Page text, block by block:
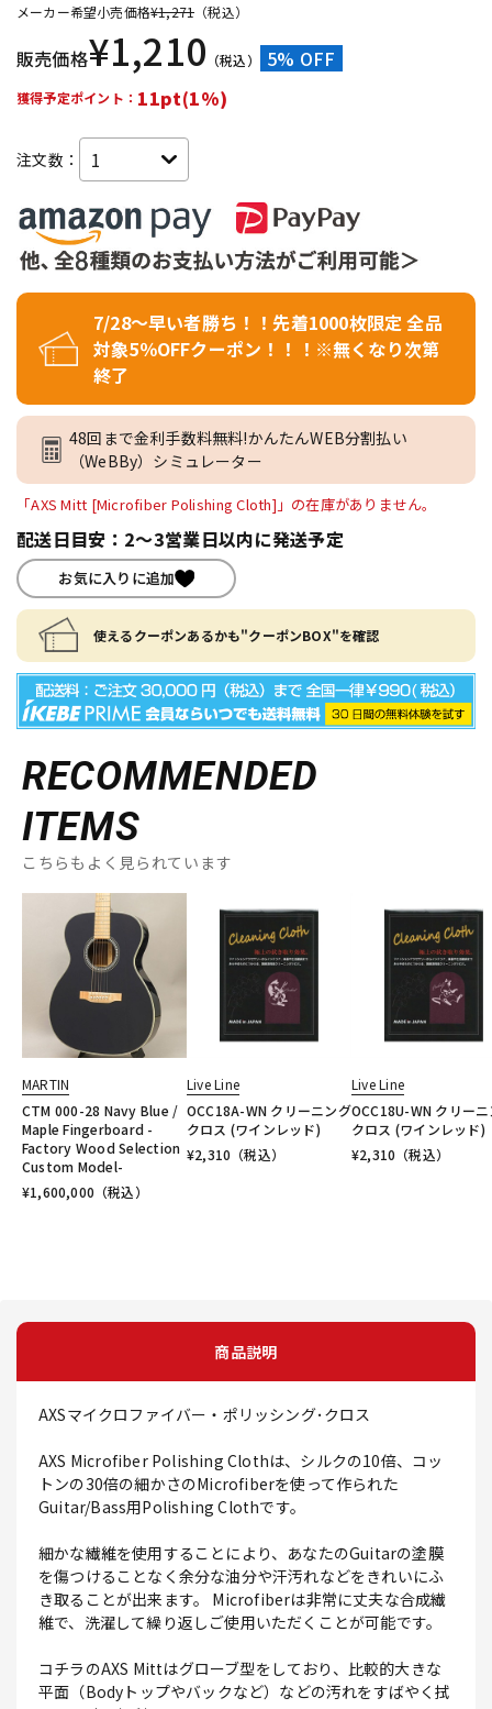
メーカー希望小売価格¥1,271 （税込）
販売価格¥1,210 （税込） 5% OFF
獲得予定ポイント： 11pt(1%)
注文数：
7/28～早い者勝ち！！先着1000枚限定 全品
対象5％OFFクーポン！！！※無くなり次第
終了
48回まで金利手数料無料!かんたんWEB分割払い
（WeBBy）シミュレーター
「AXS Mitt [Microfiber Polishing Cloth]」の在庫がありません。
配送日目安：2～3営業日以内に発送予定
お気に入りに追加
使えるクーポンあるかも"クーポンBOX"を確認
RECOMMENDED
ITEMS
こちらもよく見られています
MARTIN
CTM 000-28 Navy Blue /
Maple Fingerboard -
Factory Wood Selection
Custom Model-
¥1,600,000 （税込）
Live Line
OCC18A-WN クリーニング
クロス (ワインレッド)
¥2,310 （税込）
Live Line
OCC18U-WN クリー
クロス (ワインレッド)
¥2,310 （税込）
商品説明
AXSマイクロファイバー・ポリッシング･クロス
AXS Microfiber Polishing Clothは、シルクの10倍、コッ
トンの30倍の細かさのMicrofiberを使って作られた
Guitar/Bass用Polishing Clothです。
細かな繊維を使用することにより、あなたのGuitarの塗膜
を傷つけることなく余分な油分や汗汚れなどをきれいにふ
き取ることが出来ます。 Microfiberは非常に丈夫な合成繊
維で、洗濯して繰り返しご使用いただくことが可能です。
コチラのAXS Mittはグローブ型をしており、比較的大きな
平面（Bodyトップやバックなど）などの汚れをすばやく拭